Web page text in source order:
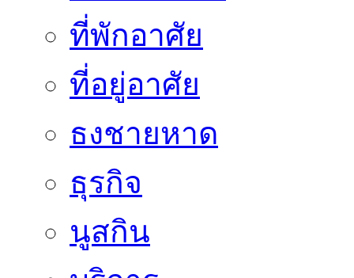
ที่พักอาศัย
ที่อยู่อาศัย
ธงชายหาด
ธุรกิจ
นูสกิน